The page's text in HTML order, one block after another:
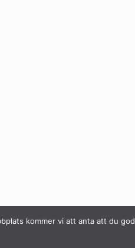
kommer vi att anta att du